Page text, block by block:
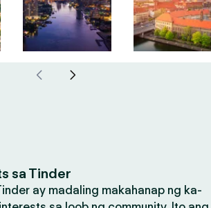
sa Tinder
ay madaling makahanap ng ka-